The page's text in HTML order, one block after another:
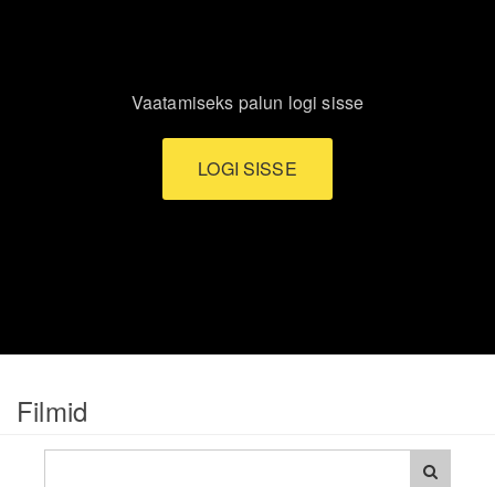
Vaatamiseks palun logi sisse
LOGI SISSE
Filmid